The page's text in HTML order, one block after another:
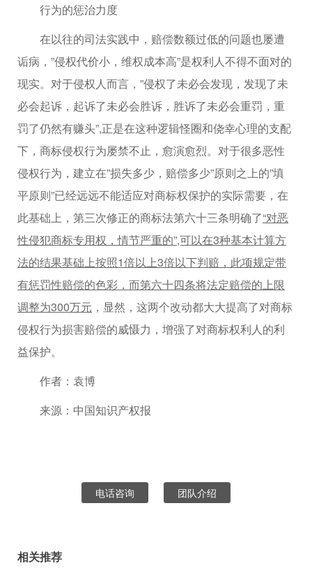
行为的惩治力度
在以往的司法实践中，赔偿数额过低的问题也屡遭
诟病，”侵权代价小，维权成本高”是权利人不得不面对的
现实。对于侵权人而言，”侵权了未必会发现，发现了未
必会起诉，起诉了未必会胜诉，胜诉了未必会重罚，重
罚了仍然有赚头”,正是在这种逻辑怪圈和侥幸心理的支配
下，商标侵权行为屡禁不止，愈演愈烈。对于很多恶性
侵权行为，建立在”损失多少，赔偿多少”原则之上的”填
平原则”已经远远不能适应对商标权保护的实际需要，在
此基础上，第三次修正的商标法第六十三条明确了“对恶
性侵犯商标专用权，情节严重的”,可以在3种基本计算方
法的结果基础上按照1倍以上3倍以下判赔，此项规定带
有惩罚性赔偿的色彩，而第六十四条将法定赔偿的上限
调整为300万元 ，显然，这两个改动都大大提高了对商标
侵权行为损害赔偿的威慑力，增强了对商标权利人的利
益保护。
作者：袁博
来源：中国知识产权报
电话咨询 团队介绍
相关推荐